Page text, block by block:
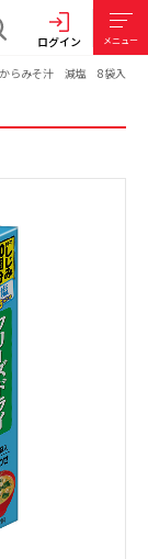
ログイン メニュー
からみそ汁 減塩 8袋入